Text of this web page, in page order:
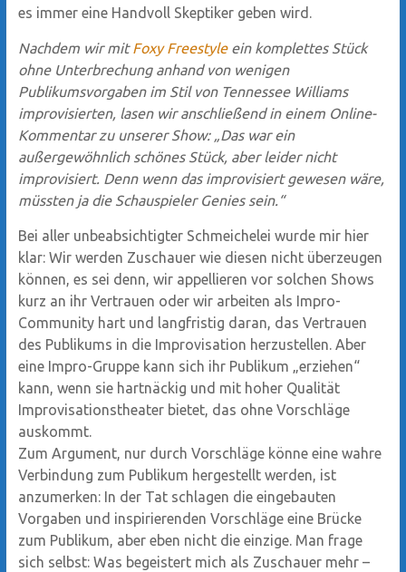
es immer eine Handvoll Skeptiker geben wird.
Nachdem wir mitFoxy Freestyleein komplettes Stück
ohne Unterbrechung anhand von wenigen
Publikumsvorgaben im Stil von Tennessee Williams
improvisierten, lasen wir anschließend in einem Online-
Kommentar zu unserer Show: „Das war ein
außergewöhnlich schönes Stück, aber leider nicht
improvisiert. Denn wenn das improvisiert gewesen wäre,
müssten ja die Schauspieler Genies sein.“
Bei aller unbeabsichtigter Schmeichelei wurde mir hier
klar: Wir werden Zuschauer wie diesen nicht überzeugen
können, es sei denn, wir appellieren vor solchen Shows
kurz an ihr Vertrauen oder wir arbeiten als Impro-
Community hart und langfristig daran, das Vertrauen
des Publikums in die Improvisation herzustellen. Aber
eine Impro-Gruppe kann sich ihr Publikum „erziehen“
kann, wenn sie hartnäckig und mit hoher Qualität
Improvisationstheater bietet, das ohne Vorschläge
auskommt.
Zum Argument, nur durch Vorschläge könne eine wahre
Verbindung zum Publikum hergestellt werden, ist
anzumerken: In der Tat schlagen die eingebauten
Vorgaben und inspirierenden Vorschläge eine Brücke
zum Publikum, aber eben nicht die einzige. Man frage
sich selbst: Was begeistert mich als Zuschauer mehr –